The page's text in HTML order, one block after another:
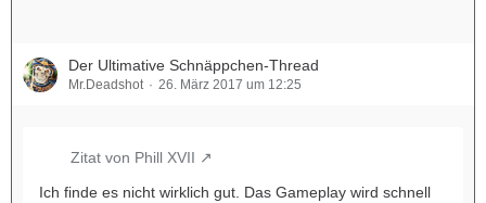
Der Ultimative Schnäppchen-Thread
Mr.Deadshot 26. März 2017 um 12:25
Zitat von Phill XVII
Ich finde es nicht wirklich gut. Das Gameplay wird schnell